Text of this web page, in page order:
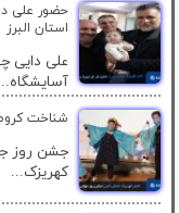
حضور علی
استان البرز
علی دایی
شناخت
جشن روز
کهریزک...